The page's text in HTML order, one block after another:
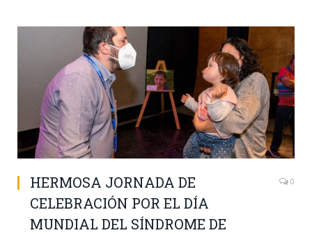
HERMOSA JORNADA DE
CELEBRACIÓN POR EL DÍA
MUNDIAL DEL SÍNDROME DE
0